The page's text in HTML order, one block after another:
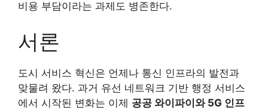
비용 부담이라는 과제도 병존한다.
서론
도시 서비스 혁신은 언제나 통신 인프라의 발전과
맞물려 왔다. 과거 유선 네트워크 기반 행정 서비스
에서 시작된 변화는 이제 공공 와이파이와 5G 인프